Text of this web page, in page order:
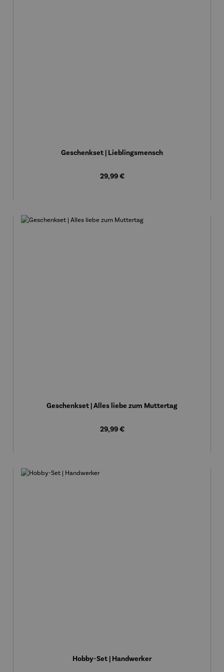
Geschenkset | Lieblingsmensch
Regulärer Preis:
29,99 €
Geschenkset | Alles liebe zum Muttertag
Regulärer Preis:
29,99 €
Hobby-Set | Handwerker